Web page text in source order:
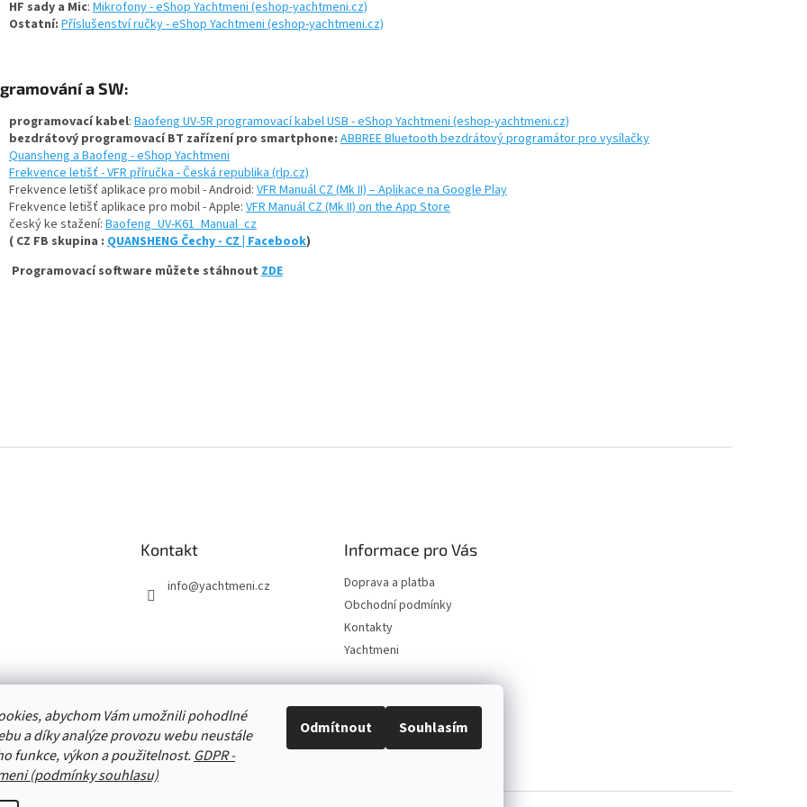
abychom Vám umožnili pohodlné
a díky analýze provozu webu neustále
funkce, výkon a použitelnost. GDPR -
(podmínky souhlasu)
Odmítnout Souhlasím
HF sady a Mic: Mikrofony - eShop Yachtmeni (eshop-yachtmeni.cz)
Ostatní: Příslušenství ručky - eShop Yachtmeni (eshop-yachtmeni.cz)
a SW:
programovací kabel: Baofeng UV-5R programovací kabel USB - eShop Yachtmeni (eshop-yachtmeni.cz)
bezdrátový programovací BT zařízení pro smartphone: ABBREE Bluetooth bezdrátový programátor pro vysílačky
Quansheng a Baofeng - eShop Yachtmeni
Frekvence letišť - VFR příručka - Česká republika (rlp.cz)
Frekvence letišť aplikace pro mobil - Android: VFR Manuál CZ (Mk II) – Aplikace na Google Play
Frekvence letišť aplikace pro mobil - Apple: VFR Manuál CZ (Mk II) on the App Store
český ke stažení: Baofeng_UV-K61_Manual_cz
( CZ FB skupina : QUANSHENG Čechy - CZ | Facebook)
Programovací software můžete stáhnout ZDE
Kontakt
info@yachtmeni.cz
Informace pro Vás
Doprava a platba
Obchodní podmínky
Kontakty
Yachtmeni
Zboží.cz Heureka.cz Yachtmeni ComGate Payments, a.s.